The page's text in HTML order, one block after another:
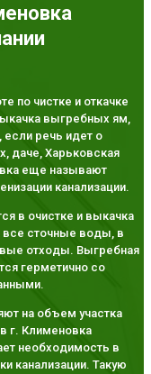
по чистке и откачке
выгребных ям,
если речь идет о
даче, Харьковская
еще называют
канализации.
в очистке и выкачка
все сточные воды, в
отходы. Выгребная
герметично со
на объем участка
г. Клименовка
необходимость в
канализации. Такую